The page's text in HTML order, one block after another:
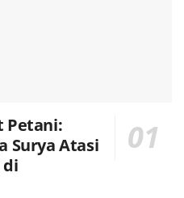
Petani:
Surya Atasi
di